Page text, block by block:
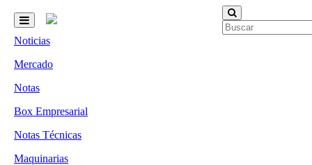
Noticias
Mercado
Notas
Box Empresarial
Notas Técnicas
Maquinarias